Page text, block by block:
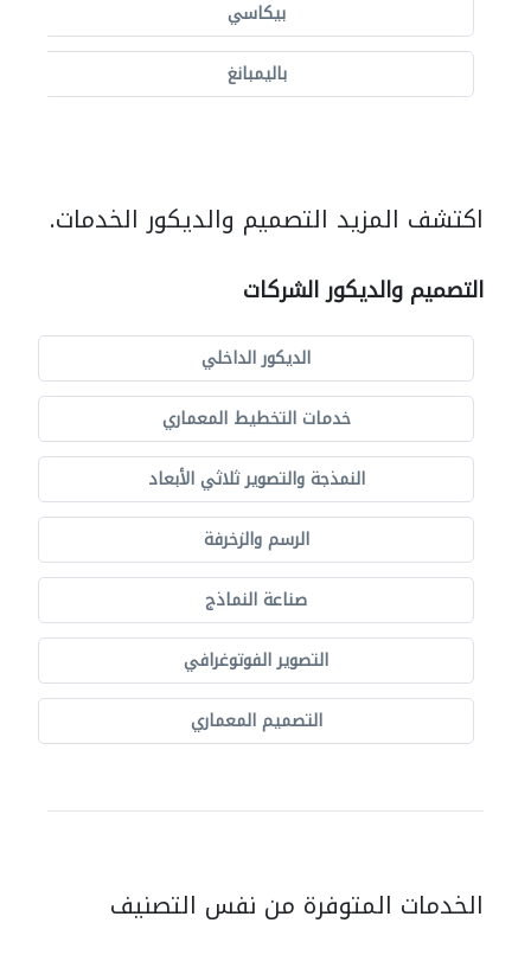
بيكاسي
باليمبانغ
اكتشف المزيد التصميم والديكور الخدمات.
التصميم والديكور الشركات
الديكور الداخلي
خدمات التخطيط المعماري
النمذجة والتصوير ثلاثي الأبعاد
الرسم والزخرفة
صناعة النماذج
التصوير الفوتوغرافي
التصميم المعماري
الخدمات المتوفرة من نفس التصنيف